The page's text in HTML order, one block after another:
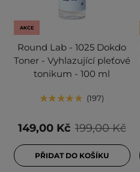
AKCE
Round Lab - 1025 Dokdo
Toner - Vyhlazující pleťové
tonikum - 100 ml
197
199,00 Kč
149,00 Kč
PŘIDAT DO KOŠÍKU